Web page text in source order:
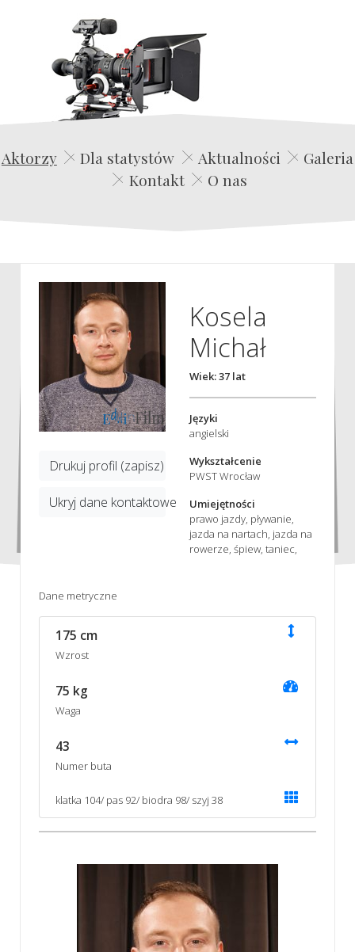
Edwin Film Agencja Aktorska
Aktorzy Dla statystów Aktualności
Galeria
Kontakt
O nas
Drukuj profil (zapisz)
Ukryj dane kontaktowe
Kosela
Michał
Wiek: 37 lat
Języki
angielski
Wykształcenie
PWST Wrocław
Umiejętności
prawo jazdy, pływanie,
jazda na nartach, jazda na
rowerze, śpiew, taniec,
Dane metryczne
175 cm
Wzrost
75 kg
Waga
43
Numer buta
klatka 104/ pas 92/ biodra 98/ szyj 38